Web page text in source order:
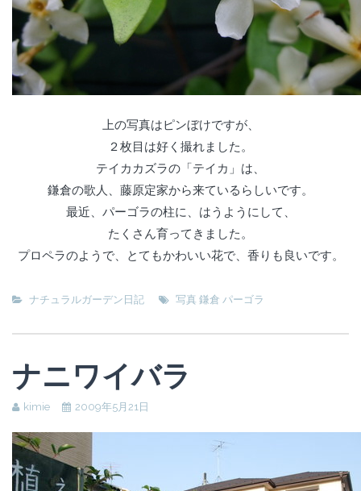
上の写真はピンぼけですが、
２枚目は好く撮れました。
テイカカズラの「テイカ」は、
鎌倉の歌人、藤原定家から来ているらしいです。
最近、パーゴラの柱に、はうようにして、
たくさん育ってきました。
プロペラのようで、とてもかわいい花で、香りも良いです。
ナチュラルガーデン日記 写真 鎌倉 パーゴラ
ナニワイバラ
kimie 2009年5月21日